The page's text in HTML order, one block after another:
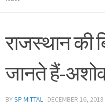
राजस्थान की
जानते हैं-
BYSP MITTAL · DECEMBER 16, 2018